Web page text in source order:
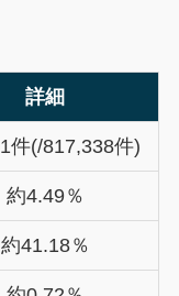
詳細
件(/817,338件)
約4.49％
約41.18％